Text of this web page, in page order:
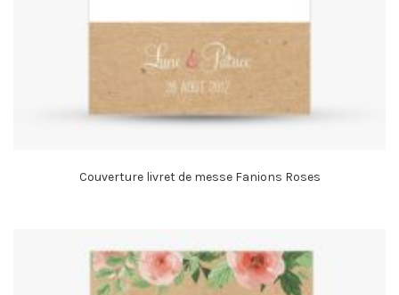
Couverture livret de messe Fanions Roses